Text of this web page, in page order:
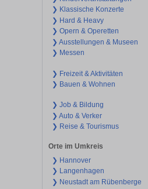
❯ Klassische Konzerte
❯ Hard & Heavy
❯ Opern & Operetten
❯ Ausstellungen & Museen
❯ Messen
❯ Freizeit & Aktivitäten
❯ Bauen & Wohnen
❯ Job & Bildung
❯ Auto & Verker
❯ Reise & Tourismus
Orte im Umkreis
❯ Hannover
❯ Langenhagen
❯ Neustadt am Rübenberge